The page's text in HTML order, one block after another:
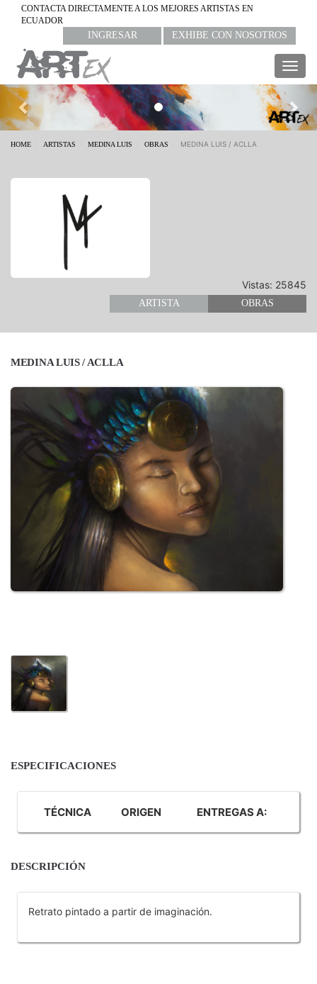
CONTACTA DIRECTAMENTE A LOS MEJORES ARTISTAS EN
ECUADOR
INGRESAR EXHIBE CON NOSOTROS
Previous
HOME ARTISTAS MEDINA LUIS OBRAS MEDINA LUIS / ACLLA
Vistas: 25845
ARTISTA OBRAS
MEDINA LUIS / ACLLA
ESPECIFICACIONES
TÉCNICA ORIGEN ENTREGAS A:
DESCRIPCIÓN
Retrato pintado a partir de imaginación.